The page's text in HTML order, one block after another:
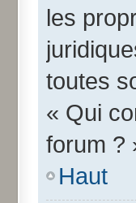
les
toutes
« Qui
forum ?
Haut